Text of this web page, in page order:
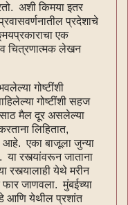
अशी किमया इतर
प्रदेशाचे
एक
चित्रणात्मक लेखन
गोष्टींशी
गोष्टींशी सहज
मैल दूर असलेल्या
लिहितात,
आहे. एका बाजूला जुन्या
या रस्त्यांवरून जाताना
रस्त्यालाही येथे मरीन
फार जाणवला. मुंबईच्या
आणि येथील प्रशांत